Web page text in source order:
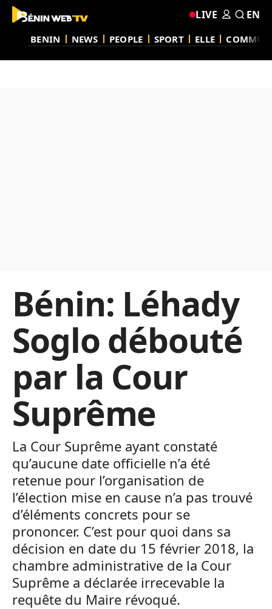
BENIN NEWS PEOPLE SPORT ELLE
LIVE EN
Bénin: Léhady
Soglo débouté
par la Cour
Suprême
La Cour Suprême ayant constaté
qu’aucune date officielle n’a été
retenue pour l’organisation de
l’élection mise en cause n’a pas trouvé
d’éléments concrets pour se
prononcer. C’est pour quoi dans sa
décision en date du 15 février 2018, la
chambre administrative de la Cour
Suprême a déclarée irrecevable la
requête du Maire révoqué.